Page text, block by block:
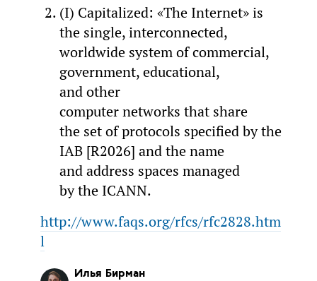
(I) Capitalized: «The Internet» is
the single, interconnected,
worldwide system of commercial,
government, educational,
and other
computer networks that share
the set of protocols specified by the
IAB [R2026] and the name
and address spaces managed
by the ICANN.
http://www.faqs.org/rfcs/rfc2828.htm
l
Илья Бирман